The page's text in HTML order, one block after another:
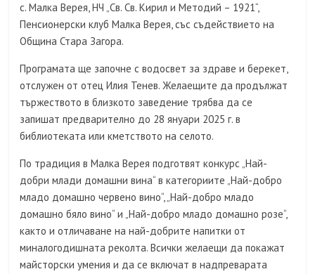
с. Малка Верея, НЧ „Св. Св. Кирил и Методий – 1921“,
Пенсионерски клуб Малка Верея, със съдействието на
Община Стара Загора.
Програмата ще започне с водосвет за здраве и берекет,
отслужен от отец Илия Тенев. Желаещите да продължат
тържеството в близкото заведение трябва да се
запишат предварително до 28 януари 2025 г. в
библиотеката или кметството на селото.
По традиция в Малка Верея подготвят конкурс „Най-
добри млади домашни вина“ в категориите „Най-добро
младо домашно червено вино“, „Най-добро младо
домашно бяло вино“ и „Най-добро младо домашно розе“,
както и отличаване на най-добрите напитки от
миналогодишната реколта. Всички желаещи да покажат
майсторски умения и да се включат в надпреварата